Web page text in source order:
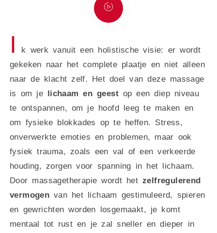
I
k werk vanuit een holistische visie: er wordt
gekeken naar het complete plaatje en niet alleen
naar de klacht zelf. Het doel van deze massage
is om je lichaam en geest op een diep niveau
te ontspannen, om je hoofd leeg te maken en
om fysieke blokkades op te heffen. Stress,
onverwerkte emoties en problemen, maar ook
fysiek trauma, zoals een val of een verkeerde
houding, zorgen voor spanning in het lichaam.
Door massagetherapie wordt het zelfregulerend
vermogenvan het lichaam gestimuleerd, spieren
en gewrichten worden losgemaakt, je komt
mentaal tot rust en je zal sneller en dieper in